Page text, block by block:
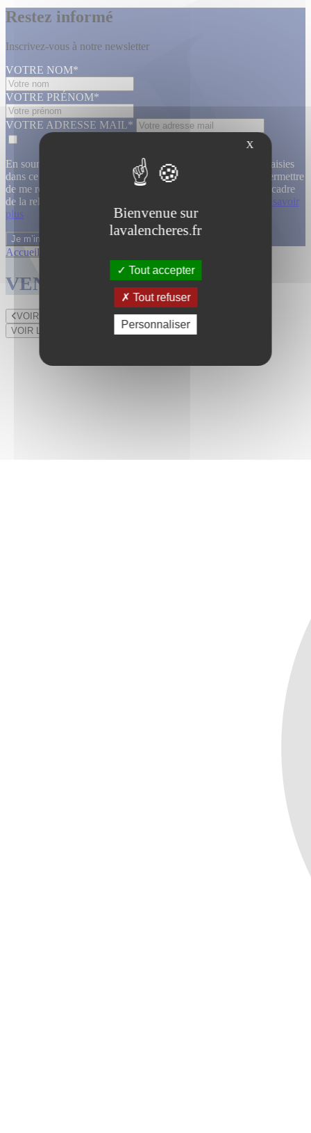
Restez informé
Inscrivez-vous à notre newsletter
VOTRE NOM*
VOTRE PRÉNOM*
VOTRE ADRESSE MAIL*
En soumettant ce formulaire, j’accepte que les informations saisies
dans ce formulaire soient utilisées, exploitées, traitées pour permettre
de me recontacter, pour m’envoyer des informations, dans le cadre
de la relation commerciale qui découle de cette demande.
En savoir
plus
Accueil
VENTES TERMINÉES
VOIR LE LOT PRÉCÉDENT
VOIR LE LOT SUIVANT
X
Bienvenue sur
lavalencheres.fr
Tout accepter
Tout refuser
Personnaliser